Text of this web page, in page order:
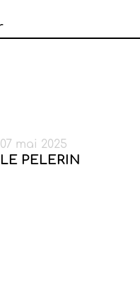
07 mai 2025
LE PELERIN